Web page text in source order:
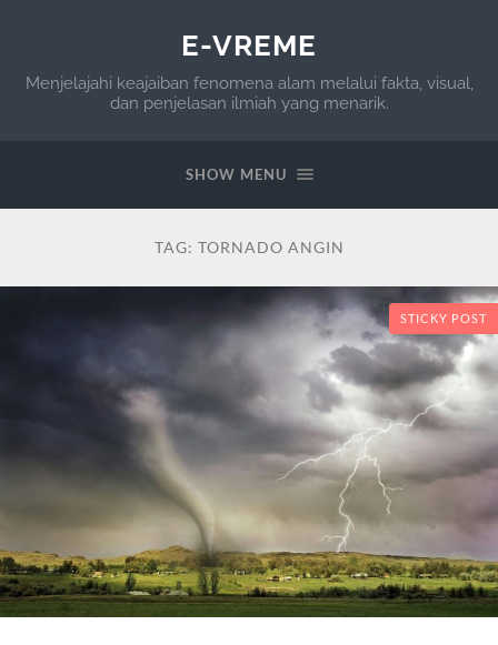
E-VREME
Menjelajahi keajaiban fenomena alam melalui fakta, visual,
dan penjelasan ilmiah yang menarik.
SHOW MENU
TAG: TORNADO ANGIN
STICKY POST